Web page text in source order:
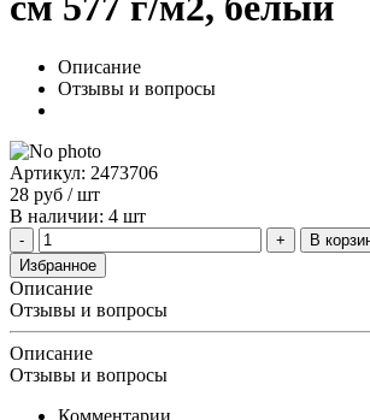
Описание
Отзывы и вопросы
Артикул: 2473706
28 руб / шт
В наличии: 4 шт
В
Избранное
Описание
Отзывы и вопросы
Описание
Отзывы и вопросы
Комментарии